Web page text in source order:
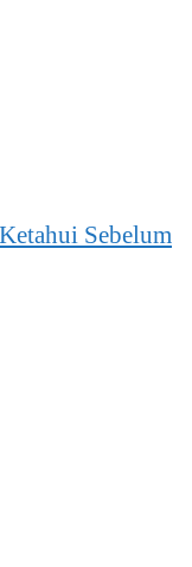
Sebelum